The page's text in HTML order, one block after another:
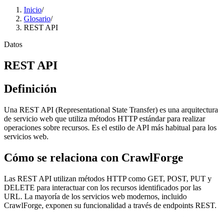
Inicio/
Glosario/
REST API
Datos
REST API
Definición
Una REST API (Representational State Transfer) es una arquitectura
de servicio web que utiliza métodos HTTP estándar para realizar
operaciones sobre recursos. Es el estilo de API más habitual para los
servicios web.
Cómo se relaciona con CrawlForge
Las REST API utilizan métodos HTTP como GET, POST, PUT y
DELETE para interactuar con los recursos identificados por las
URL. La mayoría de los servicios web modernos, incluido
CrawlForge, exponen su funcionalidad a través de endpoints REST.